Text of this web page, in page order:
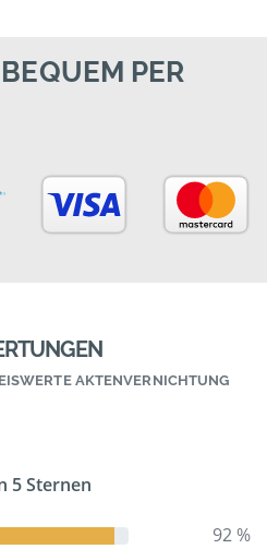
PER
AKTENVERNICHTUNG
5 Sternen
92 %